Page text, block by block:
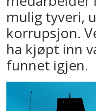
mulig tyveri,
korrupsjon.
ha kjøpt inn
funnet igjen.